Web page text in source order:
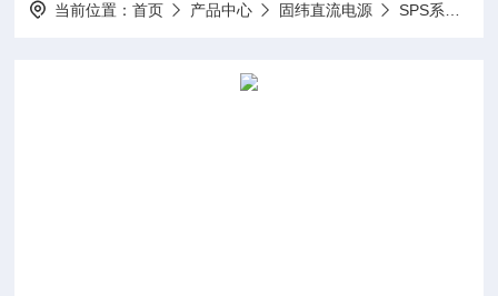
当前位置：首页 产品中心 固纬直流电源 SPS系列（开关式）单通道直流电源